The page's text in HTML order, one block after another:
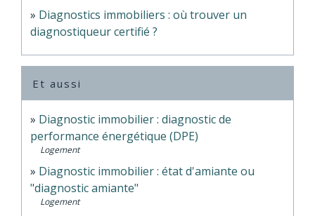
Diagnostics immobiliers : où trouver un
diagnostiqueur certifié ?
Et aussi
Diagnostic immobilier : diagnostic de
performance énergétique (DPE)
Logement
Diagnostic immobilier : état d'amiante ou
"diagnostic amiante"
Logement